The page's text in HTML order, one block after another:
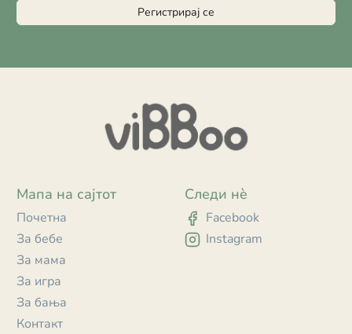
Регистрирај се
Мапа на сајтот
Почетна
За бебе
За мама
За игра
За бања
Контакт
Следи нè
Facebook
Instagram